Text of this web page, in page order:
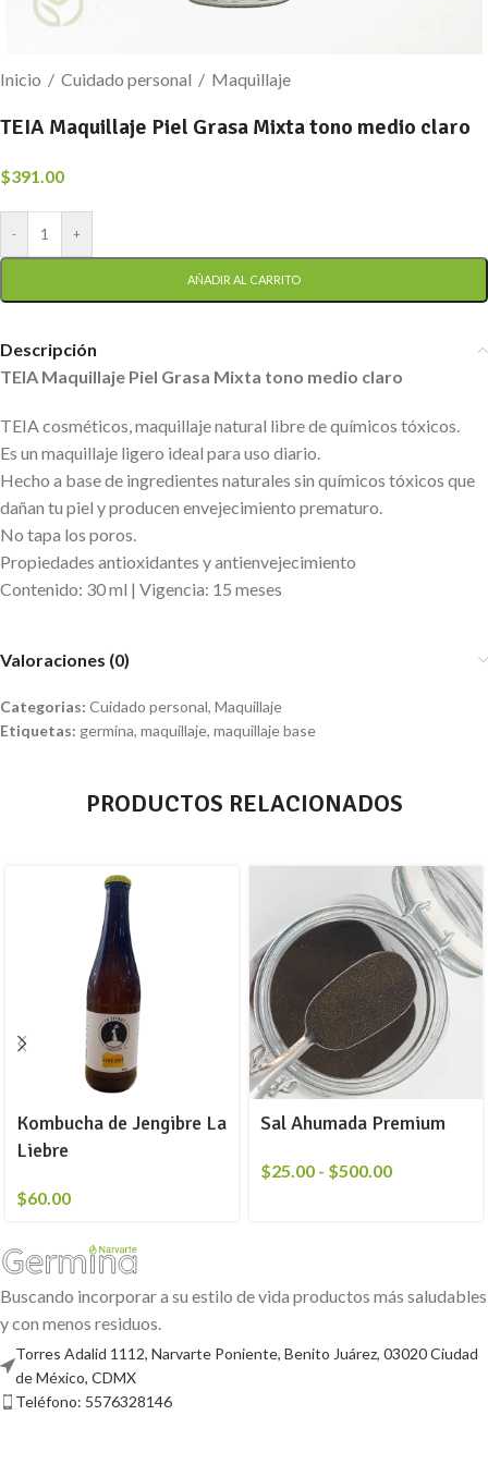
Inicio / Cuidado personal / Maquillaje
TEIA Maquillaje Piel Grasa Mixta tono medio claro
$391.00
- +
AÑADIR AL CARRITO
Descripción
TEIA Maquillaje Piel Grasa Mixta tono medio claro
TEIA cosméticos, maquillaje natural libre de químicos tóxicos.
Es un maquillaje ligero ideal para uso diario.
Hecho a base de ingredientes naturales sin químicos tóxicos que
dañan tu piel y producen envejecimiento prematuro.
No tapa los poros.
Propiedades antioxidantes y antienvejecimiento
Contenido: 30 ml | Vigencia: 15 meses
Valoraciones (0)
Categorias: Cuidado personal, Maquillaje
Etiquetas: germina, maquillaje, maquillaje base
PRODUCTOS RELACIONADOS
Kombucha de Jengibre La
Liebre
$60.00
Sal Ahumada Premium
$25.00 - $500.00
Buscando incorporar a su estilo de vida productos más saludables
y con menos residuos.
Torres Adalid 1112, Narvarte Poniente, Benito Juárez, 03020 Ciudad
de México, CDMX
Teléfono: 5576328146